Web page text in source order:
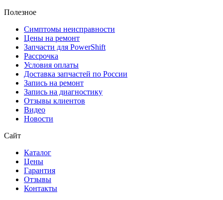
Полезное
Симптомы неисправности
Цены на ремонт
Запчасти для PowerShift
Рассрочка
Условия оплаты
Доставка запчастей по России
Запись на ремонт
Запись на диагностику
Отзывы клиентов
Видео
Новости
Сайт
Каталог
Цены
Гарантия
Отзывы
Контакты